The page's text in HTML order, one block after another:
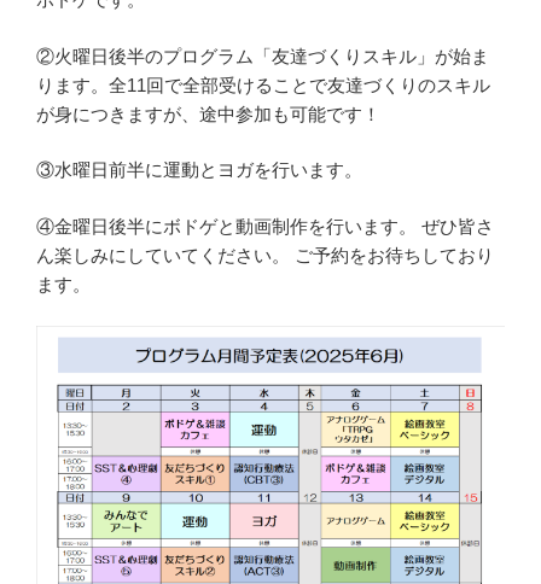
②火曜日後半のプログラム「友達づくりスキル」が始ま
ります。全11回で全部受けることで友達づくりのスキル
が身につきますが、途中参加も可能です！
③水曜日前半に運動とヨガを行います。
④金曜日後半にボドゲと動画制作を行います。 ぜひ皆さ
ん楽しみにしていてください。 ご予約をお待ちしており
ます。